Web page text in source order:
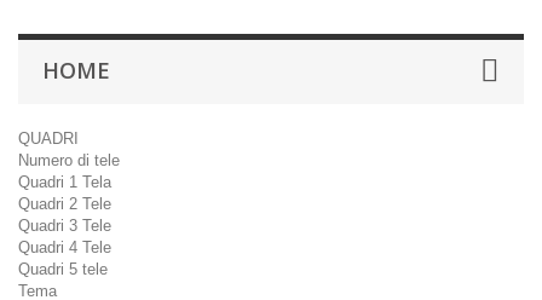
HOME
QUADRI
Numero di tele
Quadri 1 Tela
Quadri 2 Tele
Quadri 3 Tele
Quadri 4 Tele
Quadri 5 tele
Tema